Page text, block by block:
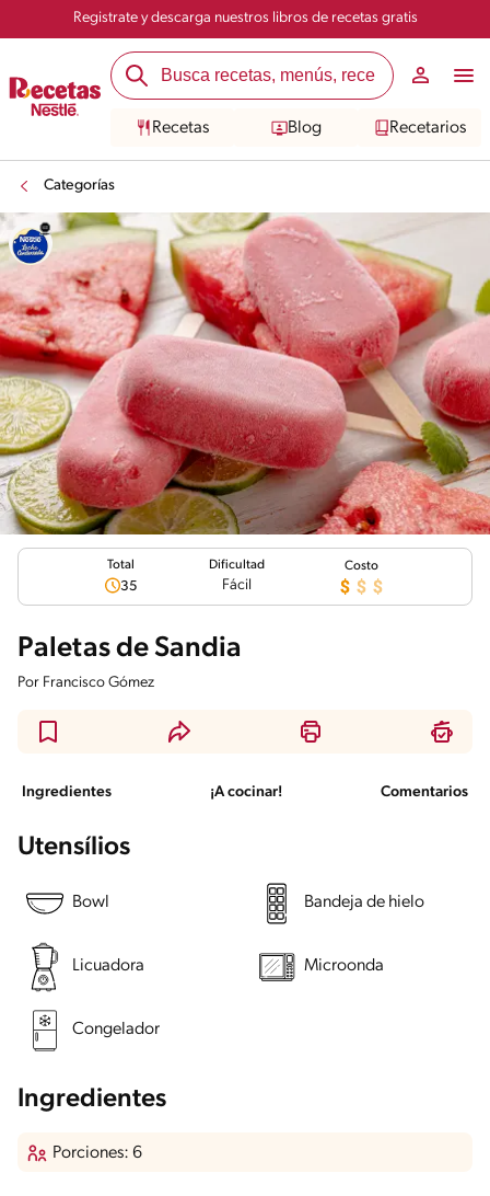
Registrate y descarga nuestros libros de recetas gratis
Recetas Blog Recetarios
Categorías
Total
35
Dificultad
Fácil
Costo
Paletas de Sandia
Por Francisco Gómez
Ingredientes ¡A cocinar! Comentarios
Utensílios
Bowl Bandeja de hielo
Licuadora Microonda
Congelador
Ingredientes
Porciones: 6